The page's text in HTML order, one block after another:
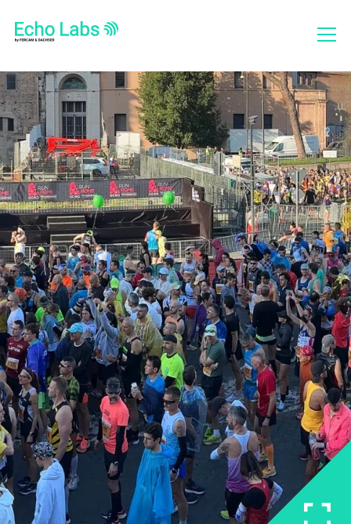
Chi siamo
Cosa facciamo
Progetti
Bilanci